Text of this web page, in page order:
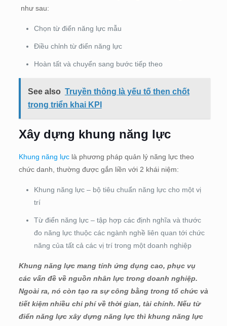
như sau:
Chọn từ điển năng lực mẫu
Điều chỉnh từ điển năng lực
Hoàn tất và chuyển sang bước tiếp theo
See also Truyền thông là yếu tố then chốt
trong triển khai KPI
Xây dựng khung năng lực
Khung năng lựclà phương pháp quản lý năng lực theo
chức danh, thường được gắn liền với 2 khái niệm:
Khung năng lực – bộ tiêu chuẩn năng lực cho một vị
trí
Từ điển năng lực – tập hợp các định nghĩa và thước
đo năng lực thuộc các ngành nghề liên quan tới chức
năng của tất cả các vị trí trong một doanh nghiệp
Khung năng lực mang tính ứng dụng cao, phục vụ
các vấn đề về nguồn nhân lực trong doanh nghiệp.
Ngoài ra, nó còn tạo ra sự công bằng trong tổ chức và
tiết kiệm nhiều chi phí về thời gian, tài chính. Nếu từ
điển năng lực xây dựng năng lực thì khung năng lực